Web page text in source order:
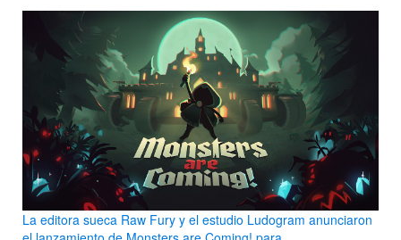
La editora sueca Raw Fury y el estudio Ludogram anunciaron